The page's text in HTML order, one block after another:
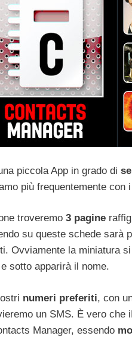
piccola App in grado di
più frequentemente con
troveremo 3 pagine
su queste schede sarà
Ovviamente la miniatura
sotto apparirà il nome.
numeri preferiti, con
un SMS. È vero che
Manager, essendo